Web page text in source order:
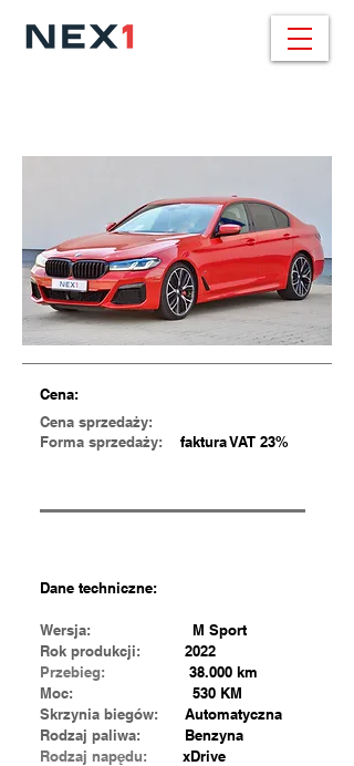
Cena:
Cena sprzedaży:
Forma sprzedaży: faktura VAT 23%
Dane techniczne:
Wersja:
M Sport
Rok produkcji: 2022
Przebieg:
38.000 km
Moc:
530 KM
Skrzynia biegów:
Automatyczna
Rodzaj paliwa: Benzyna
Rodzaj napędu: xDrive